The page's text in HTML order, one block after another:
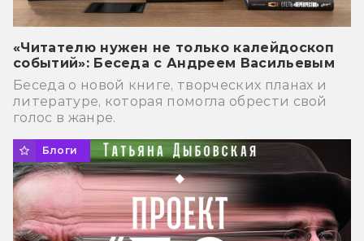
«Читателю нужен не только калейдоскоп
событий»: Беседа с Андреем Васильевым
Беседа о новой книге, творческих планах и
литературе, которая помогла обрести свой
голос в жанре.
Блоги